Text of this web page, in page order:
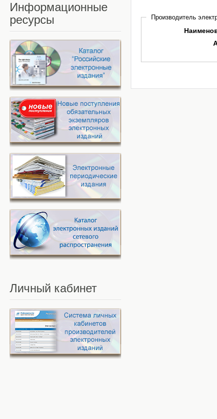
Производитель
Информационные
ресурсы
Личный кабинет